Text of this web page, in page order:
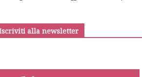
alla newsletter